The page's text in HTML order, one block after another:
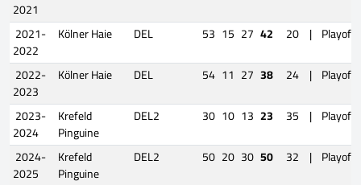
2021
2021-
2022
Kölner Haie DEL 53 15 27 42 20 | Playoffs
2022-
2023
Kölner Haie DEL 54 11 27 38 24 | Playoffs
2023-
2024
Krefeld
Pinguine
DEL2 30 10 13 23 35 | Playoffs
2024-
2025
Krefeld
Pinguine
DEL2 50 20 30 50 32 | Playoffs